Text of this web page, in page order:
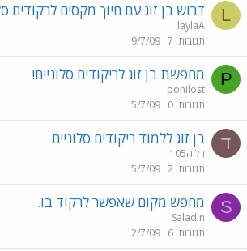
L דרוש בן זוג עם חיוך מקסים לרקודים
laylaA
תגובות 7
9/7/09
P מחפשת בן זוג לריקודים סלוניים!
ponilost
תגובות 0
5/7/09
ד בן זוג ללמוד ריקודים סלוניים
דליה105
תגובות 2
5/7/09
S מחפש מקום שאפשר לרקוד בו.
Saladin
תגובות 6
2/7/09